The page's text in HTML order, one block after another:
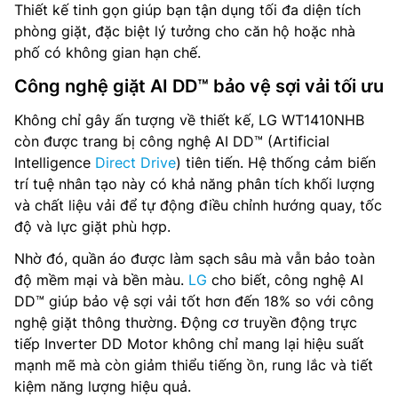
Thiết kế tinh gọn giúp bạn tận dụng tối đa diện tích
phòng giặt, đặc biệt lý tưởng cho căn hộ hoặc nhà
phố có không gian hạn chế.
Công nghệ giặt AI DD™ bảo vệ sợi vải tối ưu
Không chỉ gây ấn tượng về thiết kế, LG WT1410NHB
còn được trang bị công nghệ AI DD™ (Artificial
Intelligence Direct Drive) tiên tiến. Hệ thống cảm biến
trí tuệ nhân tạo này có khả năng phân tích khối lượng
và chất liệu vải để tự động điều chỉnh hướng quay, tốc
độ và lực giặt phù hợp.
Nhờ đó, quần áo được làm sạch sâu mà vẫn bảo toàn
độ mềm mại và bền màu. LG cho biết, công nghệ AI
DD™ giúp bảo vệ sợi vải tốt hơn đến 18% so với công
nghệ giặt thông thường. Động cơ truyền động trực
tiếp Inverter DD Motor không chỉ mang lại hiệu suất
mạnh mẽ mà còn giảm thiểu tiếng ồn, rung lắc và tiết
kiệm năng lượng hiệu quả.